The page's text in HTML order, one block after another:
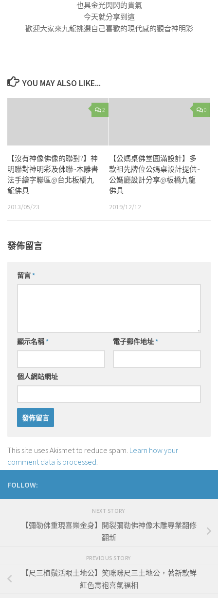
也具金光閃閃的貴氣
今天就分享到這
歡迎大家來九龍挑選自己喜歡的現代感的觀音神明彩
YOU MAY ALSO LIKE...
2
【沒有神像佛像的聯對?】神
明聯對神明彩及佛聯~木雕書
法手繪字聯區@台北板橋九
龍佛具
2013/05/23
0
【公媽桌佛堂圓滿設計】多
款祖先牌位公媽桌設計提供~
公媽廳設計分享@板橋九龍
佛具
2019/12/12
發佈留言
留言*
顯示名稱* 電子郵件地址*
個人網站網址
This site uses Akismet to reduce spam. Learn how your
comment data is processed
FOLLOW:
NEXT STORY
【彌勒佛重現喜樂金身】開裂彌勒佛神像木雕專業翻修
翻新
PREVIOUS STORY
【尺三植鬚活眼土地公】笑咪咪尺三土地公，著新款鮮
紅色壽袍喜氣福相